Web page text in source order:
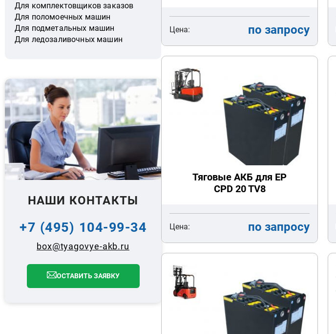
Для комплектовщиков заказов
Для поломоечных машин
Для подметальных машин
Для ледозаливочных машин
НАШИ КОНТАКТЫ
+7 (495) 104-99-34
box@tyagovye-akb.ru
ОСТАВИТЬ ЗАЯВКУ
Цена: по запросу
Тяговые АКБ для EP
CPD 20 TV8
Цена: по запросу